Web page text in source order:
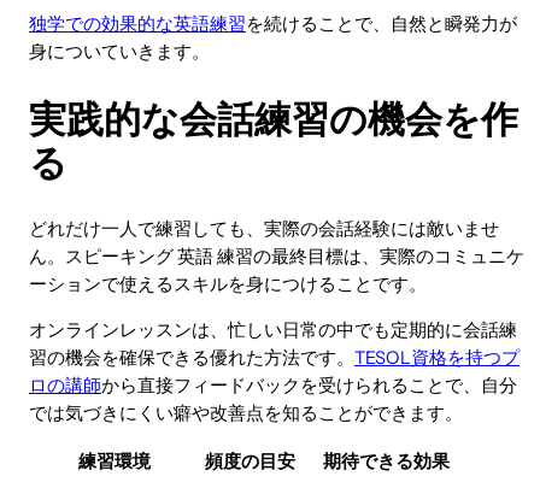
独学での効果的な英語練習を続けることで、自然と瞬発力が
身についていきます。
実践的な会話練習の機会を作
る
どれだけ一人で練習しても、実際の会話経験には敵いませ
ん。スピーキング 英語 練習の最終目標は、実際のコミュニケ
ーションで使えるスキルを身につけることです。
オンラインレッスンは、忙しい日常の中でも定期的に会話練
習の機会を確保できる優れた方法です。 TESOL資格を持つプ
ロの講師から直接フィードバックを受けられることで、自分
では気づきにくい癖や改善点を知ることができます。
練習環境 頻度の目安
期待できる効果